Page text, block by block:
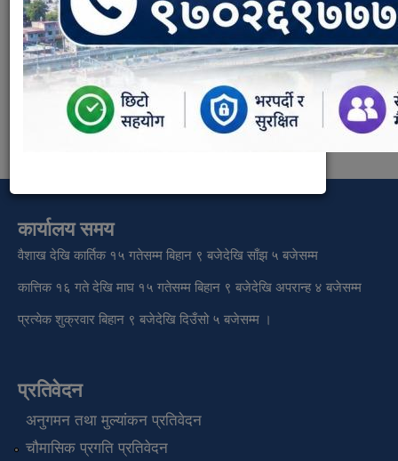
Phone:
9815585906
Email:
nepalgunj.ward5@gmail.com
कार्यालय समय
वैशाख देखि कार्तिक १५ गतेसम्म बिहान ९ बजेदेखि साँझ ५ बजेसम्म
कात्तिक १६ गते देखि माघ १५ गतेसम्म बिहान ९ बजेदेखि अपरान्ह ४ बजेसम्म
प्रत्येक शुक्रवार बिहान ९ बजेदेखि दिउँसो ५ बजेसम्म ।
प्रतिवेदन
अनुगमन तथा मुल्यांकन प्रतिवेदन
चौमासिक प्रगति प्रतिवेदन